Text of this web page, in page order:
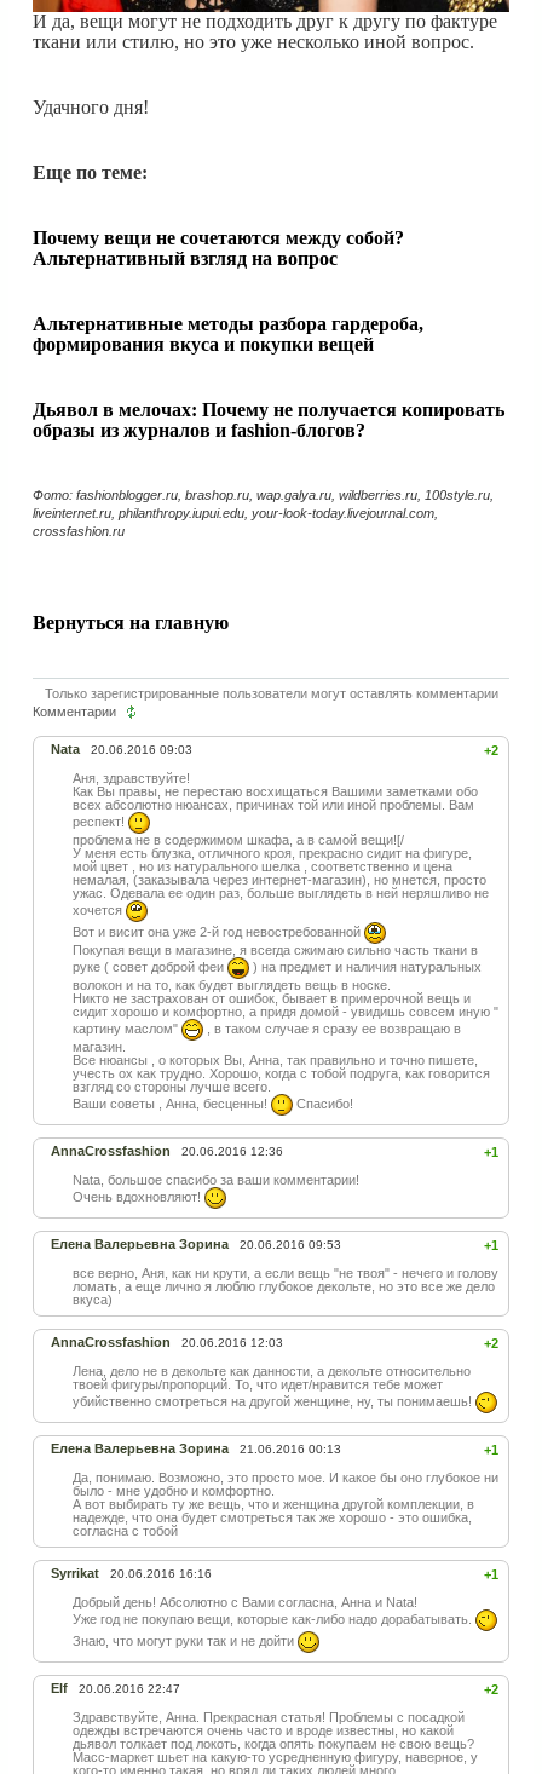
И да, вещи могут не подходить друг к другу по фактуре
ткани или стилю, но это уже несколько иной вопрос.
Удачного дня!
Еще по теме:
Почему вещи не сочетаются между собой?
Альтернативный взгляд на вопрос
Альтернативные методы разбора гардероба,
формирования вкуса и покупки вещей
Дьявол в мелочах: Почему не получается копировать
образы из журналов и fashion-блогов?
Фото: fashionblogger.ru, brashop.ru, wap.galya.ru, wildberries.ru, 100style.ru,
liveinternet.ru, philanthropy.iupui.edu, your-look-today.livejournal.com,
crossfashion.ru
Вернуться на главную
Только зарегистрированные пользователи могут оставлять комментарии
Комментарии
+2
Nata 20.06.2016 09:03
Аня, здравствуйте!
Как Вы правы, не перестаю восхищаться Вашими заметками обо
всех абсолютно нюансах, причинах той или иной проблемы. Вам
респект!
проблема не в содержимом шкафа, а в самой вещи![/
У меня есть блузка, отличного кроя, прекрасно сидит на фигуре,
мой цвет , но из натурального шелка , соответственно и цена
немалая, (заказывала через интернет-магазин), но мнется, просто
ужас. Одевала ее один раз, больше выглядеть в ней неряшливо не
хочется
Вот и висит она уже 2-й год невостребованной
Покупая вещи в магазине, я всегда сжимаю сильно часть ткани в
руке ( совет доброй феи
) на предмет и наличия натуральных
волокон и на то, как будет выглядеть вещь в носке.
Никто не застрахован от ошибок, бывает в примерочной вещь и
сидит хорошо и комфортно, а придя домой - увидишь совсем иную "
картину маслом"
, в таком случае я сразу ее возвращаю в
магазин.
Все нюансы , о которых Вы, Анна, так правильно и точно пишете,
учесть ох как трудно. Хорошо, когда с тобой подруга, как говорится
взгляд со стороны лучше всего.
Ваши советы , Анна, бесценны!
Спасибо!
+1
AnnaCrossfashion 20.06.2016 12:36
Nata, большое спасибо за ваши комментарии!
Очень вдохновляют!
+1
Елена Валерьевна Зорина 20.06.2016 09:53
все верно, Аня, как ни крути, а если вещь "не твоя" - нечего и голову
ломать, а еще лично я люблю глубокое декольте, но это все же дело
вкуса)
+2
AnnaCrossfashion 20.06.2016 12:03
Лена, дело не в декольте как данности, а декольте относительно
твоей фигуры/пропорций. То, что идет/нравится тебе может
убийственно смотреться на другой женщине, ну, ты понимаешь!
+1
Елена Валерьевна Зорина 21.06.2016 00:13
Да, понимаю. Возможно, это просто мое. И какое бы оно глубокое ни
было - мне удобно и комфортно.
А вот выбирать ту же вещь, что и женщина другой комплекции, в
надежде, что она будет смотреться так же хорошо - это ошибка,
согласна с тобой
+1
Syrrikat 20.06.2016 16:16
Добрый день! Абсолютно с Вами согласна, Анна и Nata!
Уже год не покупаю вещи, которые как-либо надо дорабатывать.
Знаю, что могут руки так и не дойти
+2
Elf 20.06.2016 22:47
Здравствуйте, Анна. Прекрасная статья! Проблемы с посадкой
одежды встречаются очень часто и вроде известны, но какой
дьявол толкает под локоть, когда опять покупаем не свою вещь?
Масс-маркет шьет на какую-то усредненную фигуру, наверное, у
кого-то именно такая, но вряд ли таких людей много.